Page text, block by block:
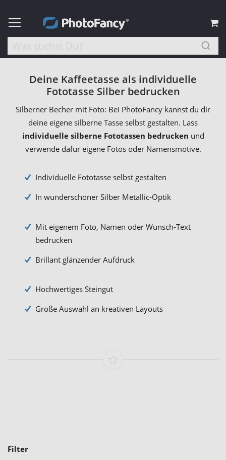
Deine Kaffeetasse als individuelle
Fototasse Silber bedrucken
Silberner Becher mit Foto: Bei PhotoFancy kannst du dir
deine eigene silberne Tasse selbst gestalten. Lass
individuelle silberne Fototassen bedrucken und
verwende dafür eigene Fotos oder Namensmotive.
Individuelle Fototasse selbst gestalten
In wunderschöner Silber Metallic-Optik
Mit eigenem Foto, Namen oder Wunsch-Text
bedrucken
Brillant glänzender Aufdruck
Hochwertiges Steingut
Große Auswahl an kreativen Layouts
Filter